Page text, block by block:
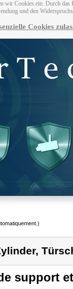
wir Cookies ein. Durch
und den
Cookies
support